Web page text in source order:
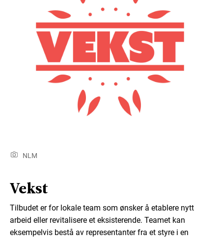
NLM
Vekst
Tilbudet er for lokale team som ønsker å etablere nytt
arbeid eller revitalisere et eksisterende. Teamet kan
eksempelvis bestå av representanter fra et styre i en